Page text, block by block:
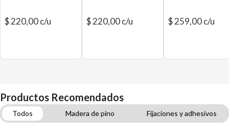
$ 220,00 c/u $ 220,00 c/u $ 259,00 c/u
Productos Recomendados
Todos Madera de pino
Fijaciones y adhesivos